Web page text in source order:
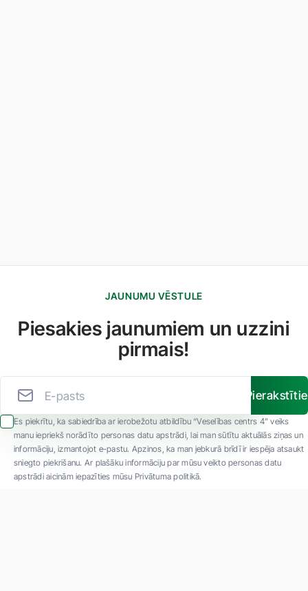
JAUNUMU VĒSTULE
Piesakies jaunumiem un uzzini
pirmais!
Es piekrītu, ka sabiedrība ar ierobežotu atbildību “Veselības centrs 4” veiks
manu iepriekš norādīto personas datu apstrādi, lai man sūtītu aktuālās ziņas un
informāciju, izmantojot e-pastu. Apzinos, ka man jebkurā brīdī ir iespēja atsaukt
sniegto piekrišanu. Ar plašāku informāciju par mūsu veikto personas datu
apstrādi aicinām iepazīties mūsu Privātuma politikā.